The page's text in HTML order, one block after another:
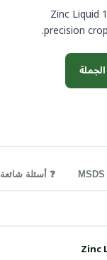
Zinc Liquid
precision
❓ أسئلة شائعة
Zinc